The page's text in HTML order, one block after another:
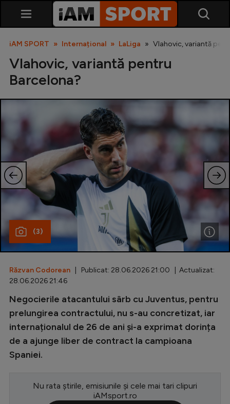
SuperLiga
Liga 2
Cupa României
Echipa Națională
U21
Fotbal feminin
Diverse
Inedit
Clasamente
Conference League
iAM SPORT Internațional LaLiga Vlahovic, variantă
Vlahovic, variantă pentru
Barcelona?
(3)
Răzvan Codorean | Publicat: 28.06.2026 21:00 | Actualizat:
28.06.2026 21:46
Negocierile atacantului sârb cu Juventus, pentru
prelungirea contractului, nu s-au concretizat, iar
internaționalul de 26 de ani și-a exprimat dorința
de a ajunge liber de contract la campioana
Spaniei.
Nu rata știrile, emisiunile și cele mai tari clipuri
iAMsport.ro